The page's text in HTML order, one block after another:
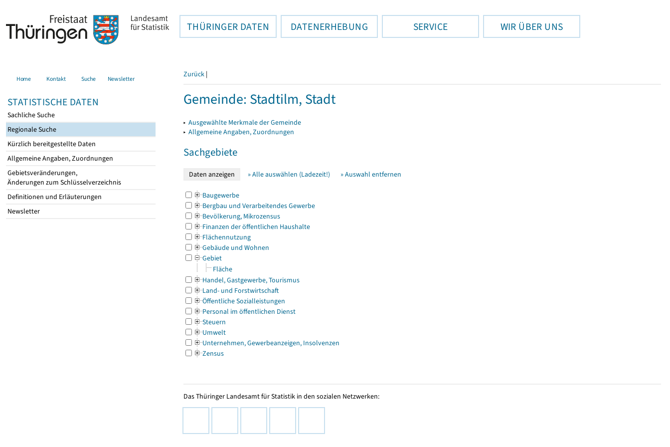
THÜRINGER DATEN DATENERHEBUNG SERVICE WIR ÜBER UNS
Home Kontakt Suche Newsletter
STATISTISCHE DATEN
Sachliche Suche
Regionale Suche
Kürzlich bereitgestellte Daten
Allgemeine Angaben, Zuordnungen
Gebietsveränderungen,
Änderungen zum Schlüsselverzeichnis
Definitionen und Erläuterungen
Newsletter
Zurück |
Gemeinde: Stadtilm, Stadt
▸ Ausgewählte Merkmale der Gemeinde
▸ Allgemeine Angaben, Zuordnungen
Sachgebiete
» Alle auswählen (Ladezeit!) » Auswahl entfernen
Baugewerbe
Bergbau und Verarbeitendes Gewerbe
Bevölkerung, Mikrozensus
Finanzen der öffentlichen Haushalte
Flächennutzung
Gebäude und Wohnen
Gebiet
Fläche
Handel, Gastgewerbe, Tourismus
Land- und Forstwirtschaft
Öffentliche Sozialleistungen
Personal im öffentlichen Dienst
Steuern
Umwelt
Unternehmen, Gewerbeanzeigen, Insolvenzen
Zensus
Das Thüringer Landesamt für Statistik in den sozialen Netzwerken: